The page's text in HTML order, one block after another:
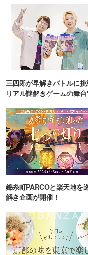
三四郎が早解きバトルに挑
リアル謎解きゲームの舞
錦糸町PARCOと楽天地を
解き企画が開催！